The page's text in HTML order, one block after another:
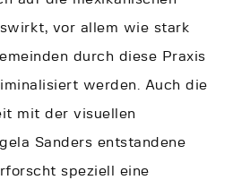
vor allem wie stark
durch diese Praxis
werden. Auch die
mit der visuellen
Sanders entstandene
speziell eine